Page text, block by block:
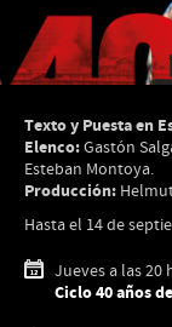
Texto y Puesta en
Elenco:Gastón
Esteban Montoya.
Producción:
Hasta el 14 de
Jueves a las 20
Ciclo 40 años